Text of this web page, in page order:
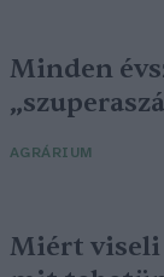
Minden
AGRÁRIUM
Miért viseli